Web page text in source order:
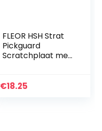
FLEOR HSH Strat
Pickguard
Scratchplaat met
ns, moderne
€18.25